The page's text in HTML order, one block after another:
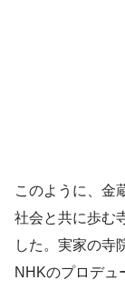
このように、金
社会と共に歩む
した。実家の寺
NHKのプロデュ